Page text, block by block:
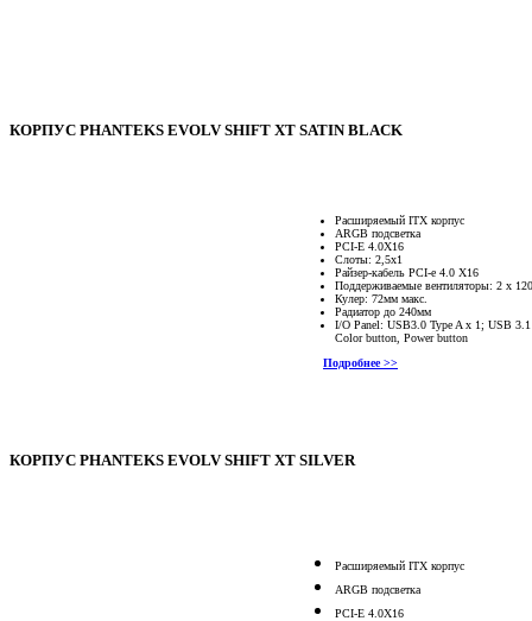
КОРПУС PHANTEKS EVOLV SHIFT XT SATIN BLACK
Расширяемый ITX корпус
ARGB подсветка
PCI-E 4.0X16
Слоты: 2,5х1
Райзер-кабель PCI-e 4.0 X16
Поддерживаемые вентиляторы: 2 x
Кулер: 72мм макс.
Радиатор до 240мм
I/O Panel: USB3.0 Type A x 1; USB
Color button, Power button
Подробнее >>
КОРПУС PHANTEKS EVOLV SHIFT XT SILVER
Расширяемый ITX корпус
ARGB подсветка
PCI-E 4.0X16